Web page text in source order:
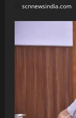
scnnewsindia.com